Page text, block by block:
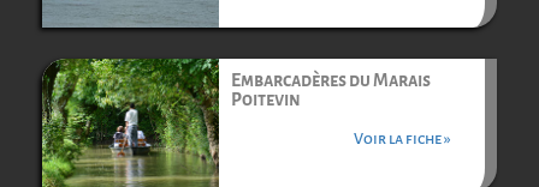
Embarcadères du Marais
Poitevin
Voir la fiche »